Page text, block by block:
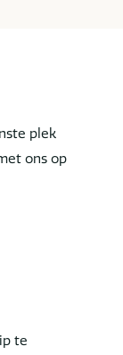
plek
ons op
te